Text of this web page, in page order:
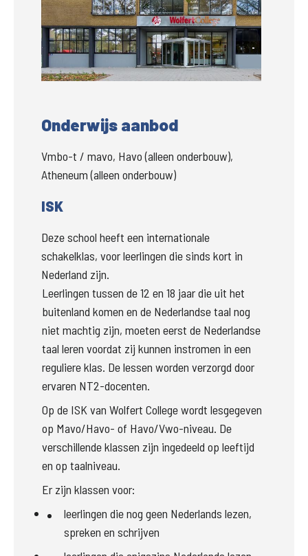
Onderwijs aanbod
Vmbo-t / mavo, Havo (alleen onderbouw),
Atheneum (alleen onderbouw)
ISK
Deze school heeft een internationale
schakelklas, voor leerlingen die sinds kort in
Nederland zijn.
Leerlingen tussen de 12 en 18 jaar die uit het
buitenland komen en de Nederlandse taal nog
niet machtig zijn, moeten eerst de Nederlandse
taal leren voordat zij kunnen instromen in een
reguliere klas. De lessen worden verzorgd door
ervaren NT2-docenten.
Op de ISK van Wolfert College wordt lesgegeven
op Mavo/Havo- of Havo/Vwo-niveau. De
verschillende klassen zijn ingedeeld op leeftijd
en op taalniveau.
Er zijn klassen voor:
leerlingen die nog geen Nederlands lezen,
spreken en schrijven